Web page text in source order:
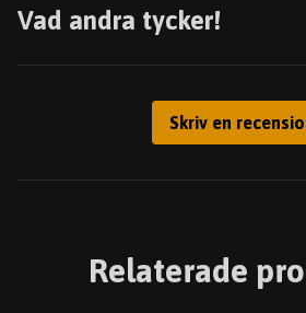
Vad andra tycker!
Skriv en
Relaterade